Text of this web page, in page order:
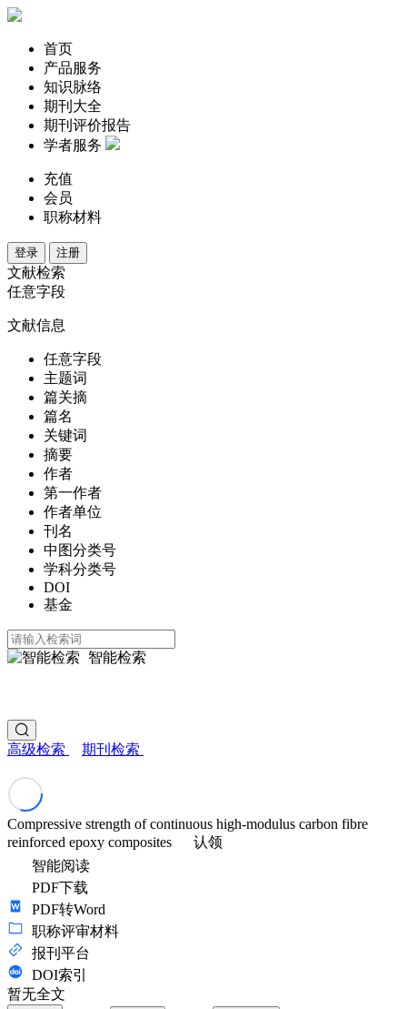
首页
产品服务
知识脉络
期刊大全
期刊评价报告
学者服务
充值
会员
职称材料
登录 注册
文献检索
任意字段
文献信息
任意字段
主题词
篇关摘
篇名
关键词
摘要
作者
第一作者
作者单位
刊名
中图分类号
学科分类号
DOI
基金
智能检索
高级检索 期刊检索
Compressive strength of continuous high-modulus carbon fibre
reinforced epoxy composites
认领
智能阅读
PDF下载
PDF转Word
职称评审材料
报刊平台
DOI索引
暂无全文